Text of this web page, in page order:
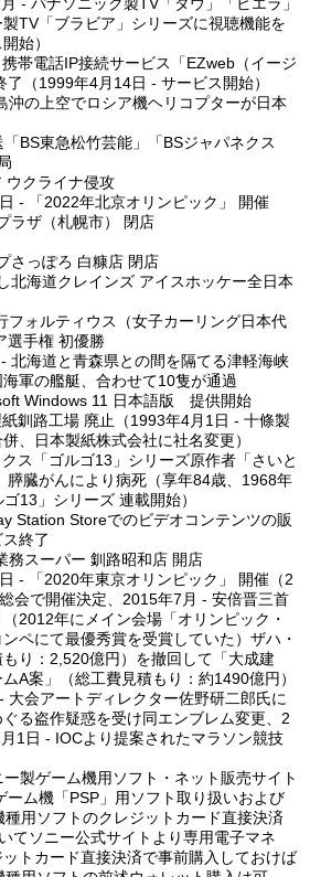
TV「ブラビア」シリーズに視聴機能を
始）
帯電話IP接続サービス「EZweb（イージ
（1999年4月14日 - サービス開始）
沖の上空でロシア機ヘリコプターが日本
BS東急松竹芸能」「BSジャパネクス
ウクライナ侵攻
- 「2022年北京オリンピック」 開催
ラザ（札幌市） 閉店
さっぽろ 白糠店 閉店
北海道クレインズ アイスホッケー全日本
フォルティウス（女子カーリング日本代
選手権 初優勝
北海道と青森県との間を隔てる津軽海峡
軍の艦艇、合わせて10隻が通過
Windows 11 日本語版 提供開始
釧路工場 廃止（1993年4月1日 - 十條製
、日本製紙株式会社に社名変更）
ス「ゴルゴ13」シリーズ原作者「さいと
膵臓がんにより病死（享年84歳、1968年
13」シリーズ 連載開始）
Station Storeでのビデオコンテンツの販
終了
務スーパー 釧路昭和店 開店
- 「2020年東京オリンピック」 開催（2
会で開催決定、2015年7月 - 安倍晋三首
2012年にメイン会場「オリンピック・
ペにて最優秀賞を受賞していた）ザハ・
り：2,520億円）を撤回して「大成建
A案」（総工費見積もり：約1490億円）
大会アートディレクター佐野研二郎氏に
る盗作疑惑を受け同エンブレム変更、2
1日 - IOCより提案されたマラソン競技
製ゲーム機用ソフト・ネット販売サイト
ーム機「PSP」用ソフト取り扱いおよび
種用ソフトのクレジットカード直接決済
てソニー公式サイトより専用電子マネ
トカード直接決済で事前購入しておけば